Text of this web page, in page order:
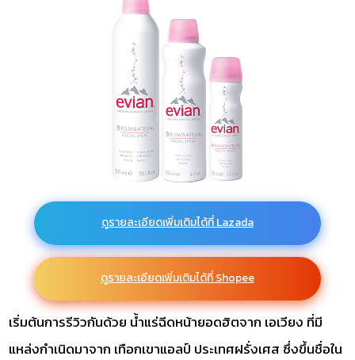
ดูรายละเอียดเพิ่มเติมได้ที่ Lazada
ดูรายละเอียดเพิ่มเติมได้ที่ Shopee
เริ่มต้นการรีวิวกันด้วย น้ำแร่ฉีดหน้ายอดฮิตจาก เอเวียง ที่มี
แหล่งกำเนิดมาจาก เทือกเขาแอลป์ ประเทศฝรั่งเศส ซึ่งขึ้นชื่อใน